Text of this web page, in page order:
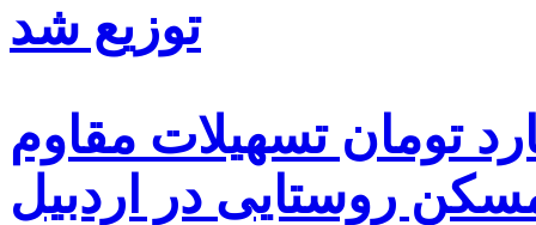
توزیع شد
هزار و ۴۸۰ میلیارد تومان تسهیلات مقاوم
روستایی در اردبیل